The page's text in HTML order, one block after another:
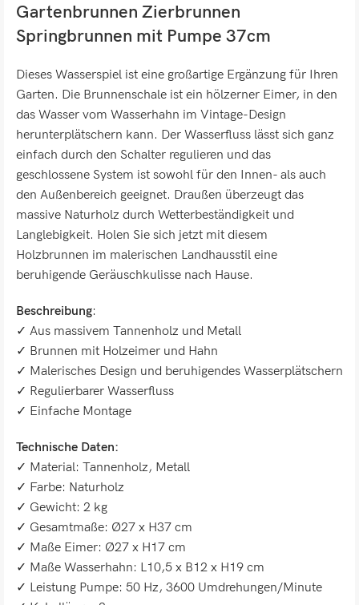
Gartenbrunnen Zierbrunnen
Springbrunnen mit Pumpe 37cm
Dieses Wasserspiel ist eine großartige Ergänzung für Ihren
Garten. Die Brunnenschale ist ein hölzerner Eimer, in den
das Wasser vom Wasserhahn im Vintage-Design
herunterplätschern kann. Der Wasserfluss lässt sich ganz
einfach durch den Schalter regulieren und das
geschlossene System ist sowohl für den Innen- als auch
den Außenbereich geeignet. Draußen überzeugt das
massive Naturholz durch Wetterbeständigkeit und
Langlebigkeit. Holen Sie sich jetzt mit diesem
Holzbrunnen im malerischen Landhausstil eine
beruhigende Geräuschkulisse nach Hause.
Beschreibung:
✓ Aus massivem Tannenholz und Metall
✓ Brunnen mit Holzeimer und Hahn
✓ Malerisches Design und beruhigendes Wasserplätschern
✓ Regulierbarer Wasserfluss
✓ Einfache Montage
Technische Daten:
✓ Material: Tannenholz, Metall
✓ Farbe: Naturholz
✓ Gewicht: 2 kg
✓ Gesamtmaße: Ø27 x H37 cm
✓ Maße Eimer: Ø27 x H17 cm
✓ Maße Wasserhahn: L10,5 x B12 x H19 cm
✓ Leistung Pumpe: 50 Hz, 3600 Umdrehungen/Minute